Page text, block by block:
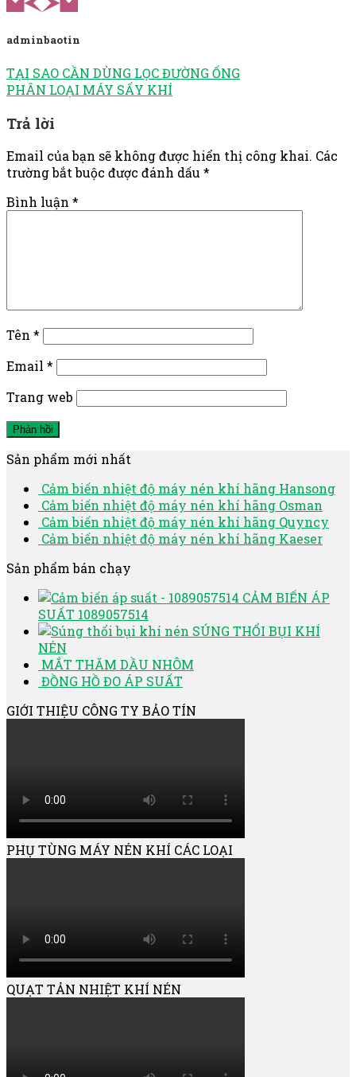
adminbaotin
TẠI SAO CẦN DÙNG LỌC ĐƯỜNG ỐNG
PHÂN LOẠI MÁY SẤY KHÍ
Trả lời
Email của bạn sẽ không được hiển thị công khai. Các
trường bắt buộc được đánh dấu *
Bình luận *
Tên *
Email *
Trang web
Sản phẩm mới nhất
Cảm biến nhiệt độ máy nén khí hãng Hansong
Cảm biến nhiệt độ máy nén khí hãng Osman
Cảm biến nhiệt độ máy nén khí hãng Quyncy
Cảm biến nhiệt độ máy nén khí hãng Kaeser
Sản phẩm bán chạy
CẢM BIẾN ÁP
SUẤT 1089057514
SÚNG THỔI BỤI KHÍ
NÉN
MẮT THĂM DẦU NHÔM
ĐỒNG HỒ ĐO ÁP SUẤT
GIỚI THIỆU CÔNG TY BẢO TÍN
PHỤ TÙNG MÁY NÉN KHÍ CÁC LOẠI
QUẠT TẢN NHIỆT KHÍ NÉN